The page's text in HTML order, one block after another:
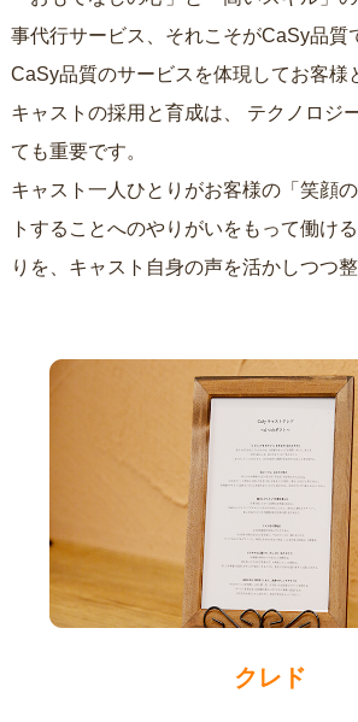
事代行サービス、それこそがCaSy品質
CaSy品質のサービスを体現してお客様
キャストの採用と育成は、
ても重要です。
キャスト一人ひとりがお客様の「笑顔
トすることへのやりがいをもって働ける
りを、キャスト自身の声を活かしつつ
クレド